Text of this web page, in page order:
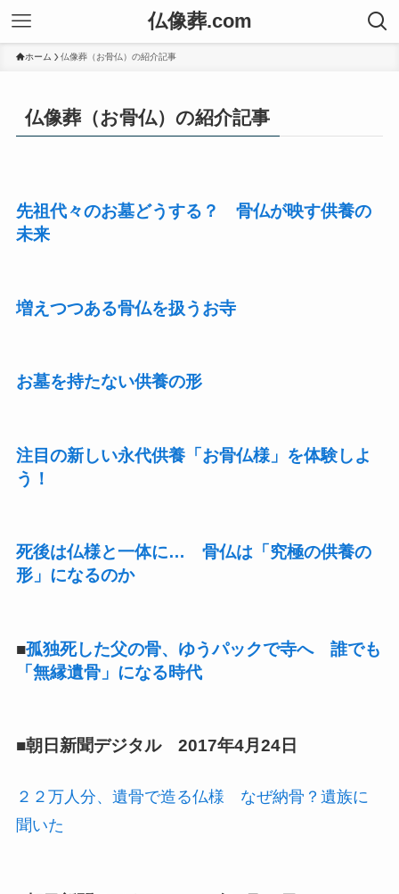
仏像葬.com
ホーム 仏像葬（お骨仏）の紹介記事
仏像葬（お骨仏）の紹介記事
先祖代々のお墓どうする？ 骨仏が映す供養の
未来
増えつつある骨仏を扱うお寺
お墓を持たない供養の形
注目の新しい永代供養「お骨仏様」を体験しよ
う！
死後は仏様と一体に… 骨仏は「究極の供養の
形」になるのか
■孤独死した父の骨、ゆうパックで寺へ 誰でも
「無縁遺骨」になる時代
■朝日新聞デジタル 2017年4月24日
２２万人分、遺骨で造る仏様 なぜ納骨？遺族に
聞いた